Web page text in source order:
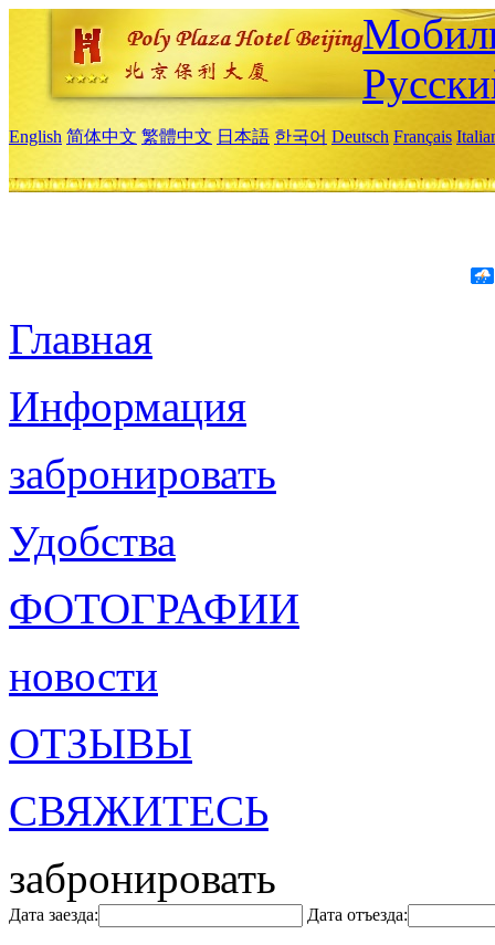
English 简体中文 繁體中文 日本語 한국어 Deutsch Français
Главная
Информация
забронировать
Удобства
ФОТОГРАФИИ
новости
ОТЗЫВЫ
СВЯЖИТЕСЬ
забронировать
Дата заезда: Дата отъезда: